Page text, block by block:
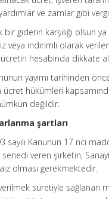
ve zamlar gibi
bir giderin karşılığı olsun
veya indirimli olarak
ücretin hesabında dikkate
yayımı tarihinden
ücret hükümleri
değildir.
şartları
sayılı Kanunun 17 nci
senedi veren şirketin,
olması gerekmektedir.
suretiyle sağlanan